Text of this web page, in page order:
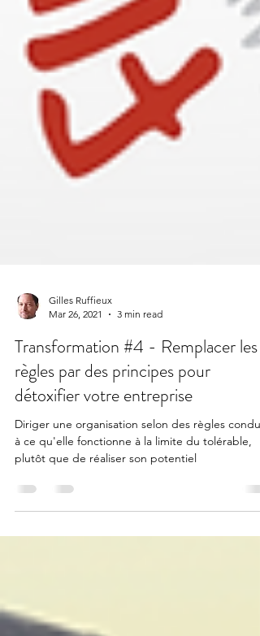
Mar 26, 2021
3 min read
Transformation #4 - Remplacer les
règles par des principes pour
détoxifier votre entreprise
Diriger une organisation selon des règles conduit
plutôt que de réaliser son potentiel